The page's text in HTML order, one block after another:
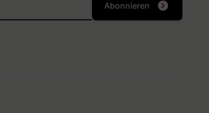
Abonnieren